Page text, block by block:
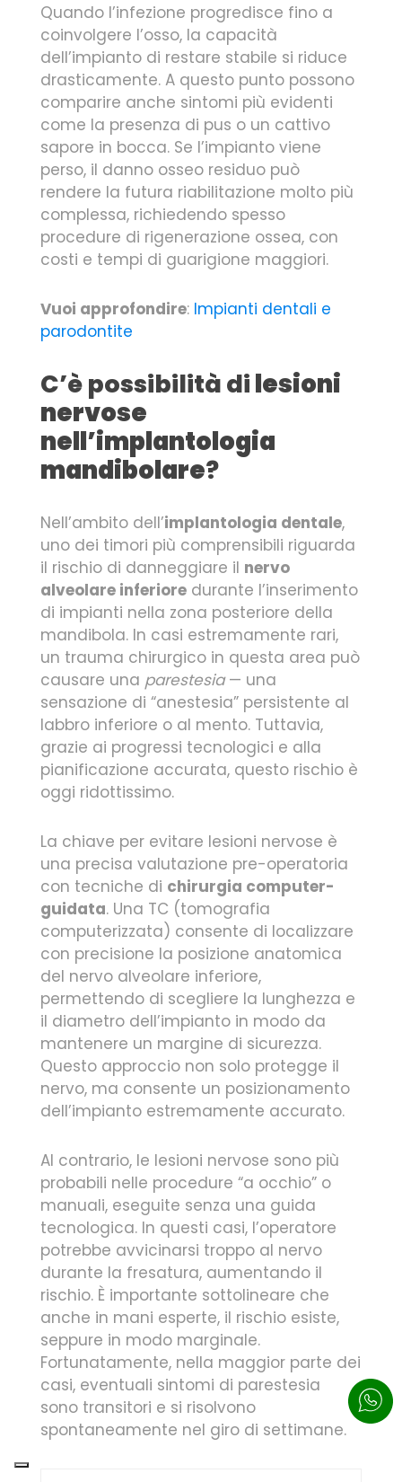
Quando l’infezione progredisce fino a
coinvolgere l’osso, la capacità
dell’impianto di restare stabile si riduce
drasticamente. A questo punto possono
comparire anche sintomi più evidenti
come la presenza di pus o un cattivo
sapore in bocca. Se l’impianto viene
perso, il danno osseo residuo può
rendere la futura riabilitazione molto più
complessa, richiedendo spesso
procedure di rigenerazione ossea, con
costi e tempi di guarigione maggiori.
Vuoi approfondire: Impianti dentali e
parodontite
C’è possibilità dilesioni
nervose
nell’implantologia
mandibolare?
Nell’ambito dell’implantologia dentale,
uno dei timori più comprensibili riguarda
il rischio di danneggiare il nervo
alveolare inferiore durante l’inserimento
di impianti nella zona posteriore della
mandibola. In casi estremamente rari,
un trauma chirurgico in questa area può
causare una parestesia— una
sensazione di “anestesia” persistente al
labbro inferiore o al mento. Tuttavia,
grazie ai progressi tecnologici e alla
pianificazione accurata, questo rischio è
oggi ridottissimo.
La chiave per evitare lesioni nervose è
una precisa valutazione pre-operatoria
con tecniche di chirurgia computer-
guidata. Una TC (tomografia
computerizzata) consente di localizzare
con precisione la posizione anatomica
del nervo alveolare inferiore,
permettendo di scegliere la lunghezza e
il diametro dell’impianto in modo da
mantenere un margine di sicurezza.
Questo approccio non solo protegge il
nervo, ma consente un posizionamento
dell’impianto estremamente accurato.
Al contrario, le lesioni nervose sono più
probabili nelle procedure “a occhio” o
manuali, eseguite senza una guida
tecnologica. In questi casi, l’operatore
potrebbe avvicinarsi troppo al nervo
durante la fresatura, aumentando il
rischio. È importante sottolineare che
anche in mani esperte, il rischio esiste,
seppure in modo marginale.
Fortunatamente, nella maggior parte dei
casi, eventuali sintomi di parestesia
sono transitori e si risolvono
spontaneamente nel giro di settimane.